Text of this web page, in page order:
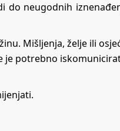
neugodnih
Mišljenja, želje ili
je potrebno